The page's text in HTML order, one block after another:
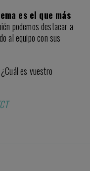
es el que más
podemos destacar a
al equipo con sus
es vuestro